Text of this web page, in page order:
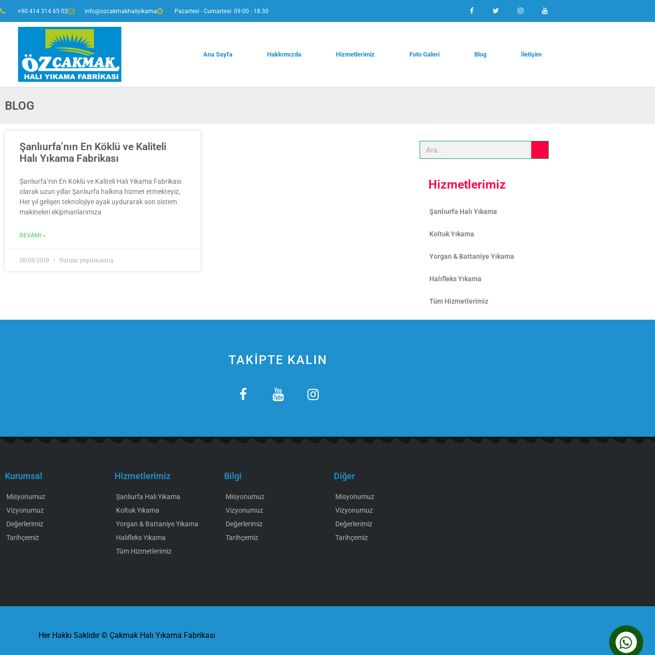
+90 414 314 65 02 info@ozcakmakhaliyikama Pazartesi - Cumartesi: 09:00 - 18:30
Ana Sayfa Hakkımızda Hizmetlerimiz Foto Galeri Blog İletişim
BLOG
Şanlıurfa’nın En Köklü ve Kaliteli
Halı Yıkama Fabrikası
Şanlıurfa’nın En Köklü ve Kaliteli Halı Yıkama Fabrikası
olarak uzun yıllar Şanlıurfa halkına hizmet etmekteyiz,
Her yıl gelişen teknolojiye ayak uydurarak son sistem
makineleri ekipmanlarımıza
DEVAMI »
18/05/2019 Yorum yapılmamış
Hizmetlerimiz
Şanlıurfa Halı Yıkama
Koltuk Yıkama
Yorgan & Battaniye Yıkama
Halıfleks Yıkama
Tüm Hizmetlerimiz
TAKİPTE KALIN
Kurumsal
Misyonumuz
Vizyonumuz
Değerlerimiz
Tarihçemiz
Hizmetlerimiz
Şanlıurfa Halı Yıkama
Koltuk Yıkama
Yorgan & Battaniye Yıkama
Halıfleks Yıkama
Tüm Hizmetlerimiz
Bilgi
Misyonumuz
Vizyonumuz
Değerlerimiz
Tarihçemiz
Diğer
Misyonumuz
Vizyonumuz
Değerlerimiz
Tarihçemiz
Her Hakkı Saklıdır © Çakmak Halı Yıkama Fabrikası